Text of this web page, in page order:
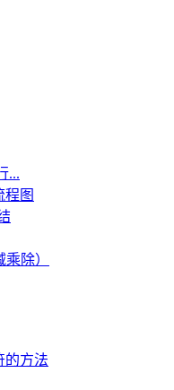
...
程图
除）
的方法